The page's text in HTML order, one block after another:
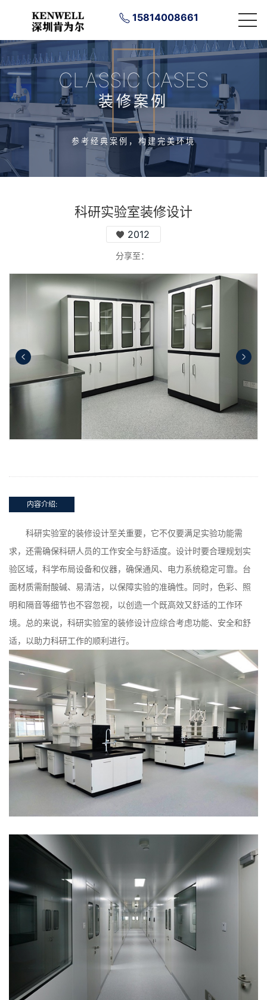
15814008661
CLASSIC CASES
装修案例
参考经典案例，构建完美环境
科研实验室装修设计
2012
分享至：
内容介绍:
科研实验室的装修设计至关重要，它不仅要满足实验功能需
求，还需确保科研人员的工作安全与舒适度。设计时要合理规划实
验区域，科学布局设备和仪器，确保通风、电力系统稳定可靠。台
面材质需耐酸碱、易清洁，以保障实验的准确性。同时，色彩、照
明和隔音等细节也不容忽视，以创造一个既高效又舒适的工作环
境。总的来说，科研实验室的装修设计应综合考虑功能、安全和舒
适，以助力科研工作的顺利进行。